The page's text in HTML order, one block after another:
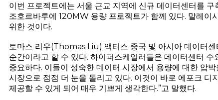
이번 프로젝트에는 서울 근교 지역에 신규 데이터센터를
조호르바루에 120MW 용량 프로젝트가 함께 있다. 말레이
위한 것이다.
토마스 리우(Thomas Liu) 액티스 중국 및 아시아 데이터
순간이라고 할 수 있다. 하이퍼스케일러들은 데이터센터
중요하다. 이들이 성숙한 데이터 시장에서 용량에 대한 압
시장으로 점점 더 눈을 돌리고 있다. 이것이 바로 에포크
제공할 수 있게 되어 매우 기쁘게 생각한다.”고 말했다.